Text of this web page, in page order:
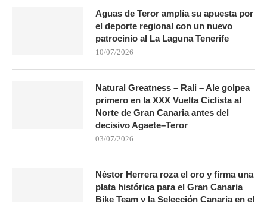
Aguas de Teror amplía su apuesta por
el deporte regional con un nuevo
patrocinio al La Laguna Tenerife
10/07/2026
Natural Greatness – Rali – Ale golpea
primero en la XXX Vuelta Ciclista al
Norte de Gran Canaria antes del
decisivo Agaete–Teror
03/07/2026
Néstor Herrera roza el oro y firma una
plata histórica para el Gran Canaria
Bike Team y la Selección Canaria en el